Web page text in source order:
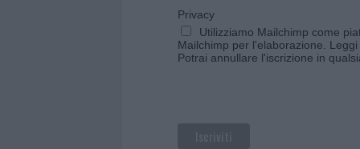
Privacy
Utilizziamo Mailchimp come
Mailchimp per l'elaborazione.
Potrai annullare l'iscrizione in